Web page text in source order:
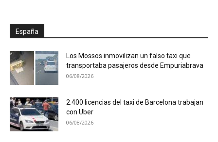
España
Los Mossos inmovilizan un falso taxi que
transportaba pasajeros desde Empuriabrava
06/08/2026
2.400 licencias del taxi de Barcelona trabajan
con Uber
06/08/2026